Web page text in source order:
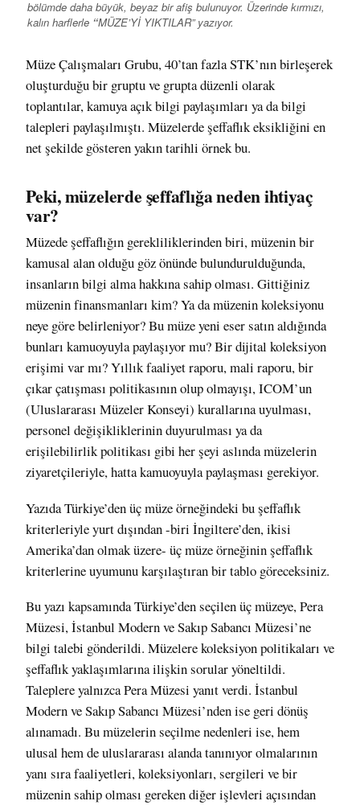
bölümde daha büyük, beyaz bir afiş bulunuyor. Üzerinde kırmızı,
kalın harflerle “MÜZE’Yİ YIKTILAR” yazıyor.
Müze Çalışmaları Grubu, 40’tan fazla STK’nın birleşerek
oluşturduğu bir gruptu ve grupta düzenli olarak
toplantılar, kamuya açık bilgi paylaşımları ya da bilgi
talepleri paylaşılmıştı. Müzelerde şeffaflık eksikliğini en
net şekilde gösteren yakın tarihli örnek bu.
Peki, müzelerde şeffaflığa neden ihtiyaç
var?
Müzede şeffaflığın gerekliliklerinden biri, müzenin bir
kamusal alan olduğu göz önünde bulundurulduğunda,
insanların bilgi alma hakkına sahip olması. Gittiğiniz
müzenin finansmanları kim? Ya da müzenin koleksiyonu
neye göre belirleniyor? Bu müze yeni eser satın aldığında
bunları kamuoyuyla paylaşıyor mu? Bir dijital koleksiyon
erişimi var mı? Yıllık faaliyet raporu, mali raporu, bir
çıkar çatışması politikasının olup olmayışı, ICOM’un
(Uluslararası Müzeler Konseyi) kurallarına uyulması,
personel değişikliklerinin duyurulması ya da
erişilebilirlik politikası gibi her şeyi aslında müzelerin
ziyaretçileriyle, hatta kamuoyuyla paylaşması gerekiyor.
Yazıda Türkiye’den üç müze örneğindeki bu şeffaflık
kriterleriyle yurt dışından -biri İngiltere’den, ikisi
Amerika’dan olmak üzere- üç müze örneğinin şeffaflık
kriterlerine uyumunu karşılaştıran bir tablo göreceksiniz.
Bu yazı kapsamında Türkiye’den seçilen üç müzeye, Pera
Müzesi, İstanbul Modern ve Sakıp Sabancı Müzesi’ne
bilgi talebi gönderildi. Müzelere koleksiyon politikaları ve
şeffaflık yaklaşımlarına ilişkin sorular yöneltildi.
Taleplere yalnızca Pera Müzesi yanıt verdi. İstanbul
Modern ve Sakıp Sabancı Müzesi’nden ise geri dönüş
alınamadı. Bu müzelerin seçilme nedenleri ise, hem
ulusal hem de uluslararası alanda tanınıyor olmalarının
yanı sıra faaliyetleri, koleksiyonları, sergileri ve bir
müzenin sahip olması gereken diğer işlevleri açısından